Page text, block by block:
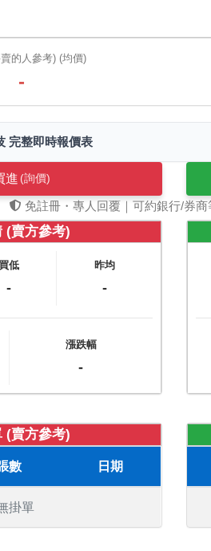
的人參考) (均價)
-
完整即時報價表
進 (詢價)
免註冊・專人回覆｜可約銀行/券
(賣方參考)
買低
-
昨均
-
漲跌幅
-
(賣方參考)
數 日期
掛單